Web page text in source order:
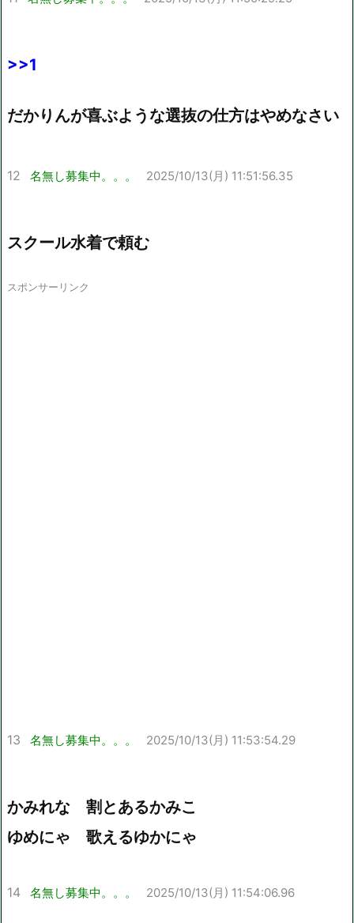
>>1
だかりんが喜ぶような選抜の仕方はやめなさい
12 名無し募集中。。。 2025/10/13(月) 11:51:56.35
スクール水着で頼む
スポンサーリンク
13 名無し募集中。。。 2025/10/13(月) 11:53:54.29
かみれな 割とあるかみこ
ゆめにゃ 歌えるゆかにゃ
14 名無し募集中。。。 2025/10/13(月) 11:54:06.96